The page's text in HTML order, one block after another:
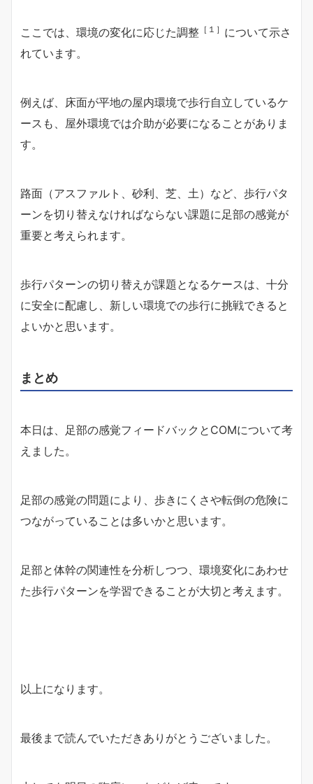
ここでは、環境の変化に応じた調整 ［１］ について示さ
れています。
例えば、床面が平地の屋内環境で歩行自立しているケ
ースも、屋外環境では介助が必要になることがありま
す。
路面（アスファルト、砂利、芝、土）など、歩行パタ
ーンを切り替えなければならない課題に足部の感覚が
重要と考えられます。
歩行パターンの切り替えが課題となるケースは、十分
に安全に配慮し、新しい環境での歩行に挑戦できると
よいかと思います。
まとめ
本日は、足部の感覚フィードバックとCOMについて考
えました。
足部の感覚の問題により、歩きにくさや転倒の危険に
つながっていることは多いかと思います。
足部と体幹の関連性を分析しつつ、環境変化にあわせ
た歩行パターンを学習できることが大切と考えます。
以上になります。
最後まで読んでいただきありがとうございました。